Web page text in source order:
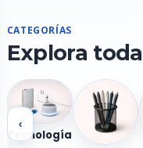
CATEGORÍAS
Explora
‹
Tecnología